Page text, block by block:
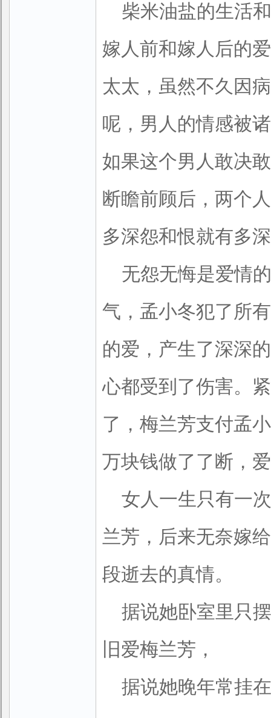
柴米油盐的生活
嫁人前和嫁人后的
太太，虽然不久因
呢，男人的情感被
如果这个男人敢决
断瞻前顾后，两个
多深怨和恨就有多
无怨无悔是爱情
气，孟小冬犯了所
的爱，产生了深深
心都受到了伤害。
了，梅兰芳支付孟
万块钱做了了断，
女人一生只有一
兰芳，后来无奈嫁
段逝去的真情。
据说她卧室里只
旧爱梅兰芳，
据说她晚年常挂